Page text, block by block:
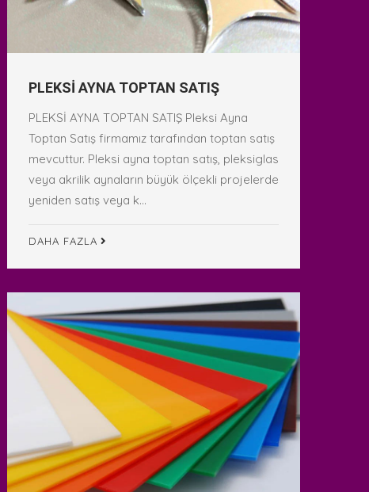
PLEKSİ AYNA TOPTAN SATIŞ
PLEKSİ AYNA TOPTAN SATIŞ Pleksi Ayna
Toptan Satış firmamız tarafından toptan satış
mevcuttur. Pleksi ayna toptan satış, pleksiglas
veya akrilik aynaların büyük ölçekli projelerde
yeniden satış veya k...
DAHA FAZLA